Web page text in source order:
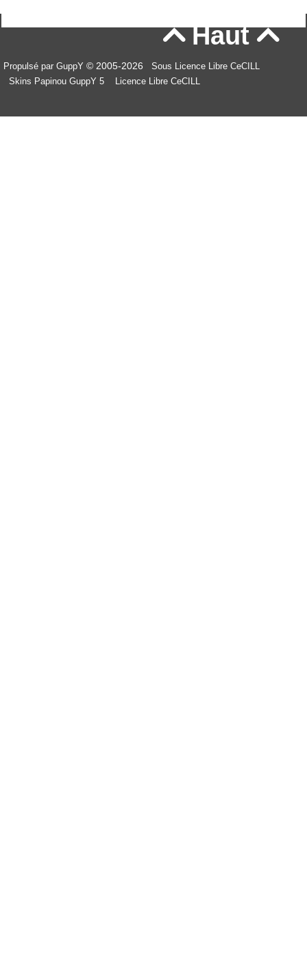
Haut
Propulsé par GuppY © 2005-2026
Sous Licence Libre CeCILL
Skins Papinou GuppY 5
Licence Libre CeCILL